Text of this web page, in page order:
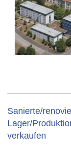
Sanierte/
Lager/
verkaufen